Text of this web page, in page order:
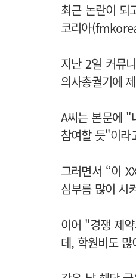
최근 논란이 되
코리아
지난 2일 커뮤
의사총궐기에
A씨는 본문에 "
참여할 듯"이라
그러면서 “이
심부름 많이 시
이어 "경쟁 제
데, 학원비도